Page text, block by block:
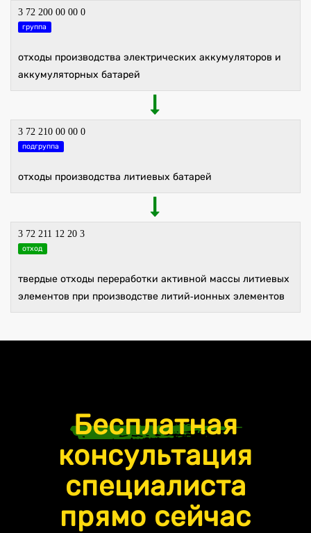
3 72 200 00 00 0
группа
отходы производства электрических аккумуляторов и
аккумуляторных батарей
3 72 210 00 00 0
подгруппа
отходы производства литиевых батарей
3 72 211 12 20 3
отход
твердые отходы переработки активной массы литиевых
элементов при производстве литий-ионных элементов
Бесплатная
консультация
специалиста
прямо сейчас